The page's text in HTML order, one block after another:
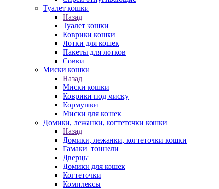
Туалет кошки
Назад
Туалет кошки
Коврики кошки
Лотки для кошек
Пакеты для лотков
Совки
Миски кошки
Назад
Миски кошки
Коврики под миску
Кормушки
Миски для кошек
Домики, лежанки, когтеточки кошки
Назад
Домики, лежанки, когтеточки кошки
Гамаки, тоннели
Дверцы
Домики для кошек
Когтеточки
Комплексы